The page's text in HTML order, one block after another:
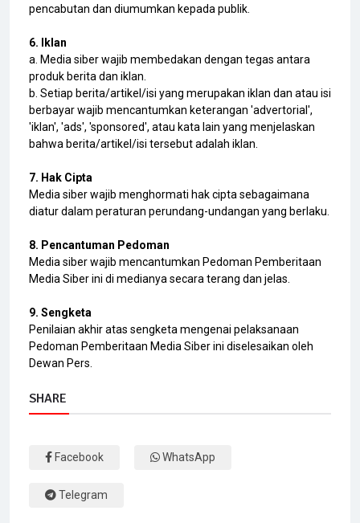
pencabutan dan diumumkan kepada publik.
6. Iklan
a. Media siber wajib membedakan dengan tegas antara
produk berita dan iklan.
b. Setiap berita/artikel/isi yang merupakan iklan dan atau isi
berbayar wajib mencantumkan keterangan 'advertorial',
'iklan', 'ads', 'sponsored', atau kata lain yang menjelaskan
bahwa berita/artikel/isi tersebut adalah iklan.
7. Hak Cipta
Media siber wajib menghormati hak cipta sebagaimana
diatur dalam peraturan perundang-undangan yang berlaku.
8. Pencantuman Pedoman
Media siber wajib mencantumkan Pedoman Pemberitaan
Media Siber ini di medianya secara terang dan jelas.
9. Sengketa
Penilaian akhir atas sengketa mengenai pelaksanaan
Pedoman Pemberitaan Media Siber ini diselesaikan oleh
Dewan Pers.
SHARE
Facebook WhatsApp
Telegram